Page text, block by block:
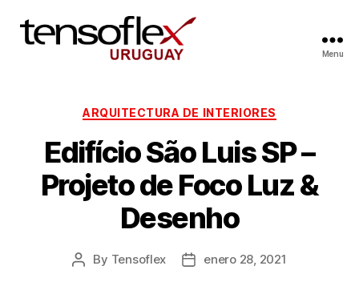
Menu
ARQUITECTURA DE INTERIORES
Edifício São Luis SP –
Projeto de Foco Luz &
Desenho
By Tensoflex enero 28, 2021